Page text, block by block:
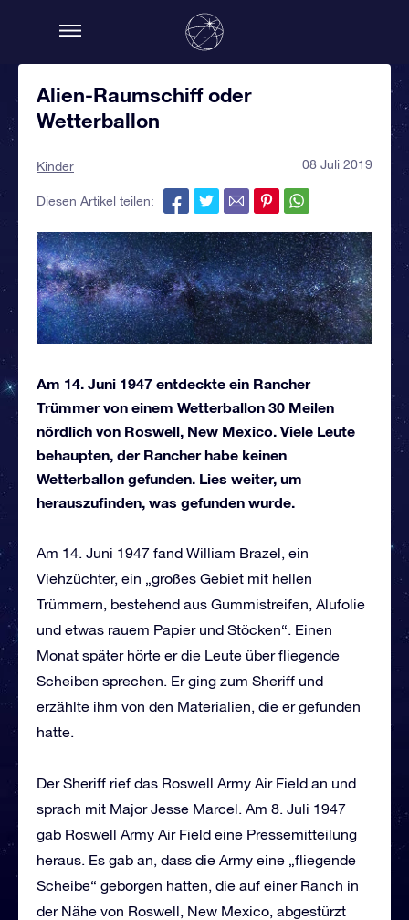
Alien-Raumschiff oder
Wetterballon
Kinder 08 Juli 2019
Diesen Artikel teilen:
Am 14. Juni 1947 entdeckte ein Rancher
Trümmer von einem Wetterballon 30 Meilen
nördlich von Roswell, New Mexico. Viele Leute
behaupten, der Rancher habe keinen
Wetterballon gefunden. Lies weiter, um
herauszufinden, was gefunden wurde.
Am 14. Juni 1947 fand William Brazel, ein
Viehzüchter, ein „großes Gebiet mit hellen
Trümmern, bestehend aus Gummistreifen, Alufolie
und etwas rauem Papier und Stöcken“. Einen
Monat später hörte er die Leute über fliegende
Scheiben sprechen. Er ging zum Sheriff und
erzählte ihm von den Materialien, die er gefunden
hatte.
Der Sheriff rief das Roswell Army Air Field an und
sprach mit Major Jesse Marcel. Am 8. Juli 1947
gab Roswell Army Air Field eine Pressemitteilung
heraus. Es gab an, dass die Army eine „fliegende
Scheibe“ geborgen hatten, die auf einer Ranch in
der Nähe von Roswell, New Mexico, abgestürzt